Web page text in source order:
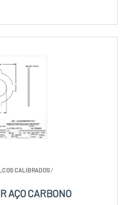
CALIBRADOS/
AÇO CARBONO